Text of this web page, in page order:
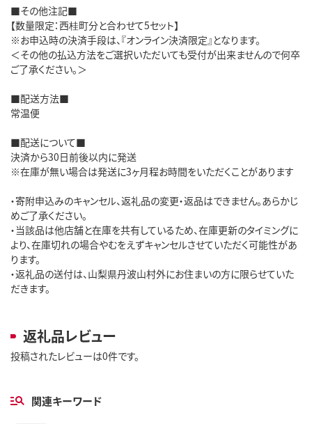
■その他注記■
【数量限定：西桂町分と合わせて5セット】
※お申込時の決済手段は、『オンライン決済限定』となります。
＜その他の払込方法をご選択いただいても受付が出来ませんので何卒
ご了承ください。＞
■配送方法■
常温便
■配送について■
決済から30日前後以内に発送
※在庫が無い場合は発送に3ヶ月程お時間をいただくことがあります
・寄附申込みのキャンセル、返礼品の変更・返品はできません。あらかじ
めご了承ください。
・当該品は他店舗と在庫を共有しているため、在庫更新のタイミングに
より、在庫切れの場合やむをえずキャンセルさせていただく可能性があ
ります。
・返礼品の送付は、山梨県丹波山村外にお住まいの方に限らせていた
だきます。
返礼品レビュー
投稿されたレビューは0件です。
関連キーワード